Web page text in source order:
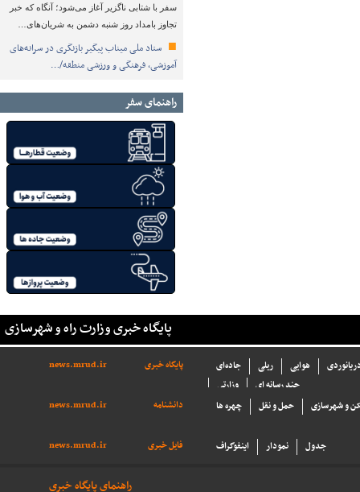
سفر با شتابی ناگزیر آغاز می‌شود؛ آنگاه که خبر
تجاوز بامداد روز شنبه دشمن به شریان‌های…
ستاد ملی میناب پیگیر بازنگری در سرانه‌های
آموزشی، فرهنگی و ورزشی منطقه/…
راهنمای سفر
پایگاه خبری وزارت راه و شهرسازی
پایگاه خبری news.mrud.ir جاده‌ای ریلی هوایی
وزارتی
چند رسانه ای
دانشنامه
news.mrud.ir چهره ها حمل و نقل و شهرسازی
فایل خبری news.mrud.ir اینفوگراف نمودار جدول
راهنمای پایگاه خبری